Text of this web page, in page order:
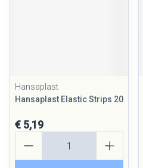
Hansaplast
Hansaplast Elastic Strips 20
€ 5,19